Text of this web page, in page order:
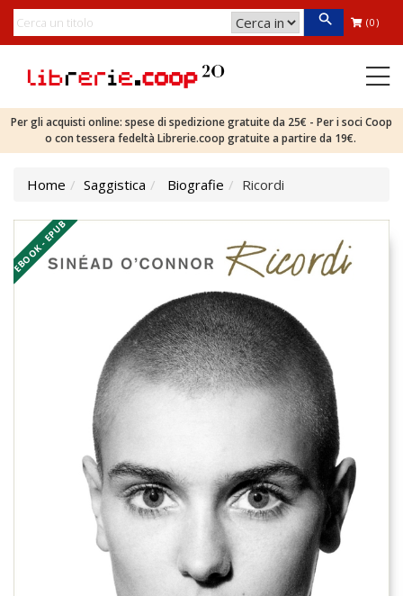
(0)
Per gli acquisti online: spese di spedizione gratuite da 25€ - Per i soci Coop
o con tessera fedeltà Librerie.coop gratuite a partire da 19€.
Home Saggistica Biografie Ricordi
EBOOK - EPUB